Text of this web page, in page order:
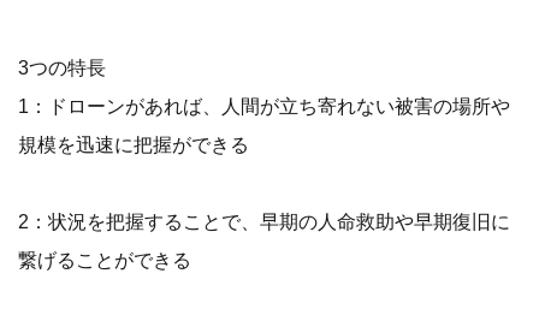
3つの特長
1：ドローンがあれば、人間が立ち寄れない被害の場所や
規模を迅速に把握ができる
2：状況を把握することで、早期の人命救助や早期復旧に
繋げることができる